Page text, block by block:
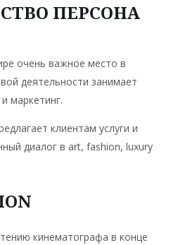
ПЕРСОНА
очень важное место в
деятельности занимает
маркетинг.
клиентам услуги и
диалог в art, fashion, luxury
кинематографа в конце